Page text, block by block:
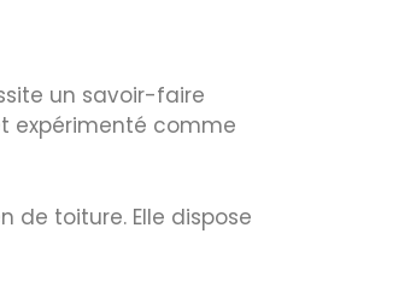
un savoir-faire
expérimenté comme
de toiture. Elle dispose